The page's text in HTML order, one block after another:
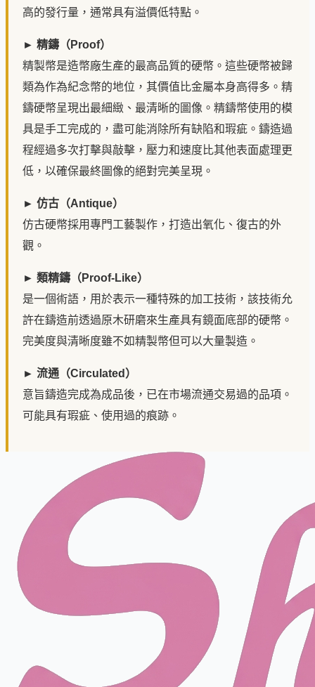
高的發行量，通常具有溢價低特點。
► 精鑄（Proof）
精製幣是造幣廠生產的最高品質的硬幣。這些硬幣被歸
類為作為紀念幣的地位，其價值比金屬本身高得多。精
鑄硬幣呈現出最細緻、最清晰的圖像。精鑄幣使用的模
具是手工完成的，盡可能消除所有缺陷和瑕疵。鑄造過
程經過多次打擊與敲擊，壓力和速度比其他表面處理更
低，以確保最終圖像的絕對完美呈現。
► 仿古（Antique）
仿古硬幣採用專門工藝製作，打造出氧化、復古的外
觀。
► 類精鑄（Proof-Like）
是一個術語，用於表示一種特殊的加工技術，該技術允
許在鑄造前透過原木研磨來生產具有鏡面底部的硬幣。
完美度與清晰度雖不如精製幣但可以大量製造。
► 流通（Circulated）
意旨鑄造完成為成品後，已在市場流通交易過的品項。
可能具有瑕疵、使用過的痕跡。